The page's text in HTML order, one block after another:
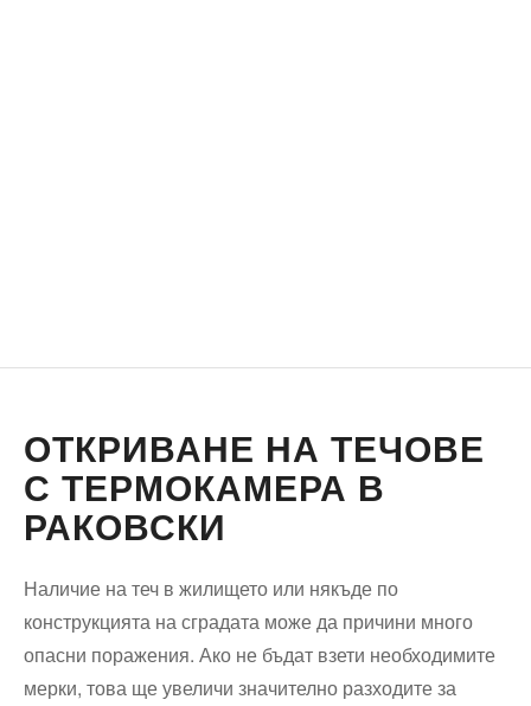
ОТКРИВАНЕ НА ТЕЧОВЕ
С ТЕРМОКАМЕРА В
РАКОВСКИ
Наличие на теч в жилището или някъде по
конструкцията на сградата може да причини много
опасни поражения. Ако не бъдат взети необходимите
мерки, това ще увеличи значително разходите за